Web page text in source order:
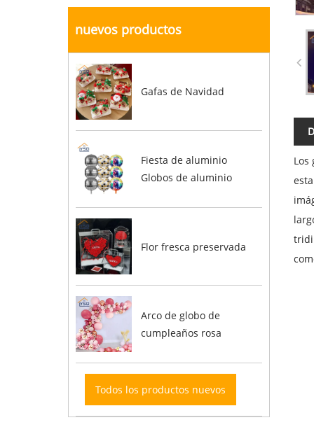
nuevos productos
Gafas de Navidad
Fiesta de aluminio
Globos de aluminio
Flor fresca preservada
Arco de globo de
cumpleaños rosa
Todos los productos nuevos
Los